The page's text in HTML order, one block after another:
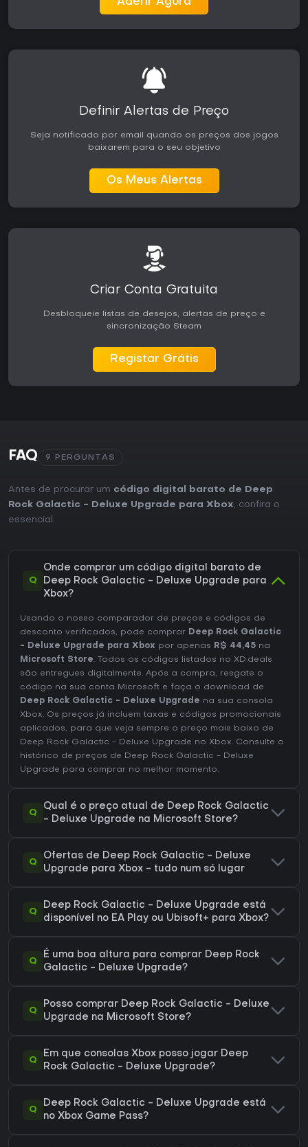
para quem busca sessões multiplayer confiáveis no Xbox
Definir Alertas de Preço
Seja notificado por email quando os preços dos jogos
baixarem para o seu objetivo
Os Meus Alertas
Criar Conta Gratuita
Desbloqueie listas de desejos, alertas de preço e
sincronização Steam
Registar Grátis
FAQ 9 PERGUNTAS
Antes de procurar um código digital barato de Deep
Rock Galactic - Deluxe Upgrade para Xbox, confira o
essencial.
Q
Onde comprar um código digital barato de
Deep Rock Galactic - Deluxe Upgrade para
Xbox?
Usando o nosso comparador de preços e códigos de
desconto verificados, pode comprar Deep Rock Galactic
- Deluxe Upgrade para Xbox por apenas R$ 44,45 na
Microsoft Store. Todos os códigos listados no XD.deals
são entregues digitalmente. Após a compra, resgate o
código na sua conta Microsoft e faça o download de
Deep Rock Galactic - Deluxe Upgrade na sua consola
Xbox. Os preços já incluem taxas e códigos promocionais
aplicados, para que veja sempre o preço mais baixo de
Deep Rock Galactic - Deluxe Upgrade no Xbox. Consulte o
histórico de preços de Deep Rock Galactic - Deluxe
Upgrade para comprar no melhor momento.
Q
Qual é o preço atual de Deep Rock Galactic
- Deluxe Upgrade na Microsoft Store?
Q
Ofertas de Deep Rock Galactic - Deluxe
Upgrade para Xbox - tudo num só lugar
Q
Deep Rock Galactic - Deluxe Upgrade está
disponível no EA Play ou Ubisoft+ para Xbox?
Q
É uma boa altura para comprar Deep Rock
Galactic - Deluxe Upgrade?
Q
Posso comprar Deep Rock Galactic - Deluxe
Upgrade na Microsoft Store?
Q
Em que consolas Xbox posso jogar Deep
Rock Galactic - Deluxe Upgrade?
Q
Deep Rock Galactic - Deluxe Upgrade está
no Xbox Game Pass?